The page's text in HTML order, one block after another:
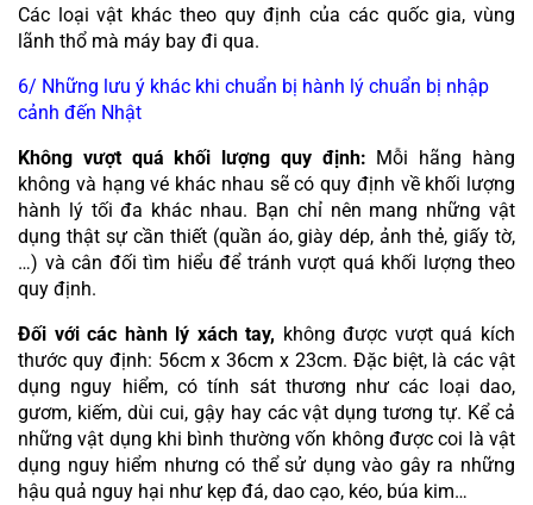
Các loại vật khác theo quy định của các quốc gia, vùng
lãnh thổ mà máy bay đi qua.
6/ Những lưu ý khác khi chuẩn bị hành lý chuẩn bị nhập
cảnh đến Nhật
Không vượt quá khối lượng quy định: Mỗi hãng hàng
không và hạng vé khác nhau sẽ có quy định về khối lượng
hành lý tối đa khác nhau. Bạn chỉ nên mang những vật
dụng thật sự cần thiết (quần áo, giày dép, ảnh thẻ, giấy tờ,
…) và cân đối tìm hiểu để tránh vượt quá khối lượng theo
quy định.
Đối với các hành lý xách tay, không được vượt quá kích
thước quy định: 56cm x 36cm x 23cm. Đặc biệt, là các vật
dụng nguy hiểm, có tính sát thương như các loại dao,
gươm, kiếm, dùi cui, gậy hay các vật dụng tương tự. Kể cả
những vật dụng khi bình thường vốn không được coi là vật
dụng nguy hiểm nhưng có thể sử dụng vào gây ra những
hậu quả nguy hại như kẹp đá, dao cạo, kéo, búa kim…